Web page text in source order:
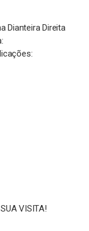
Dianteira Direita
VISITA!